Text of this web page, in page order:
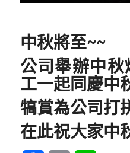
中秋將至~~
公司舉辦中
工一起同慶中
犒賞為公司打
在此祝大家中